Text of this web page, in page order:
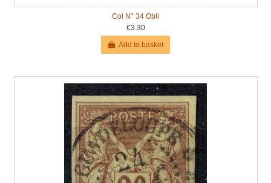
Col N° 34 Obli
€3.30
Add to basket